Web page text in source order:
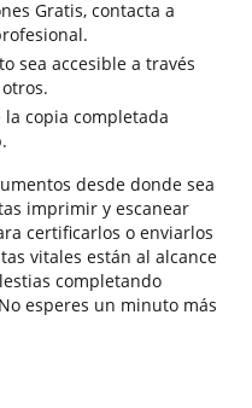
Gratis, contacta a
sea accesible a través
copia completada
desde donde sea
imprimir y escanear
certificarlos o enviarlos
vitales están al alcance
completando
esperes un minuto más